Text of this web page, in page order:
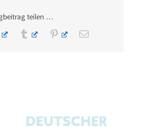
teilen …
Tumblr PinterestE-